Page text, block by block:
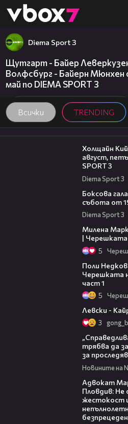
👾
Всички TRENDING
Diema Sport 3
Щутгарт - Байер
Волфсбург - Байерн Мюнхен
май по DIEMA SPORT 3
00:36
Холщайн
август,
SPORT 3
Diema Sport 3
Боксова
събота от
Diema Sport 3
Милена
| Черешката
5
Поли
Черешката
част 1
5
Левски -
3
трябва да
за
Новините на
Адвокат
Пловдив: Не
жестокост